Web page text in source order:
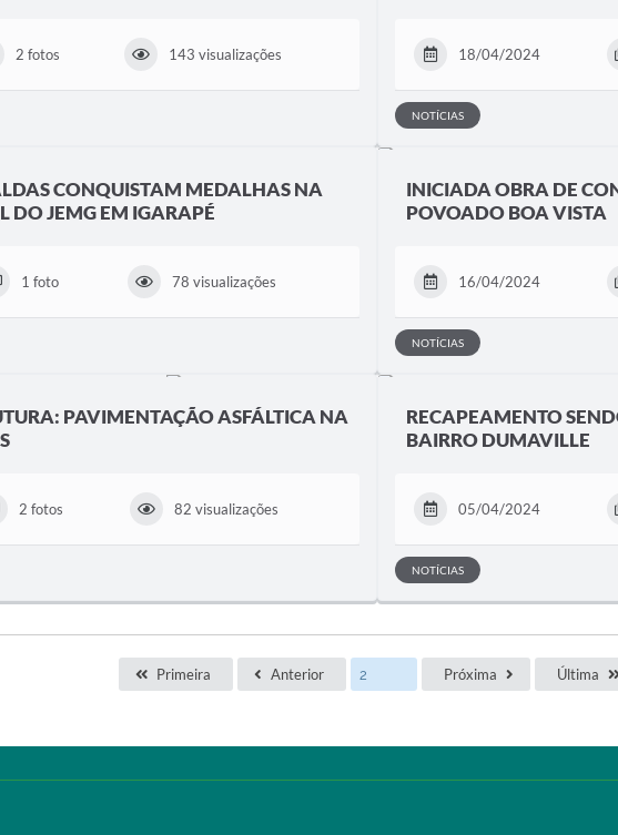
2 fotos 143 visualizações 18/04/2024
NOTÍCIAS
CONQUISTAM MEDALHAS NA
DO JEMG EM IGARAPÉ
1 foto 78 visualizações
INICIADA OBRA DE
POVOADO BOA VISTA
16/04/2024
NOTÍCIAS
PAVIMENTAÇÃO ASFÁLTICA NA
2 fotos 82 visualizações
RECAPEAMENTO
BAIRRO DUMAVILLE
05/04/2024
NOTÍCIAS
Primeira Anterior Próxima Última